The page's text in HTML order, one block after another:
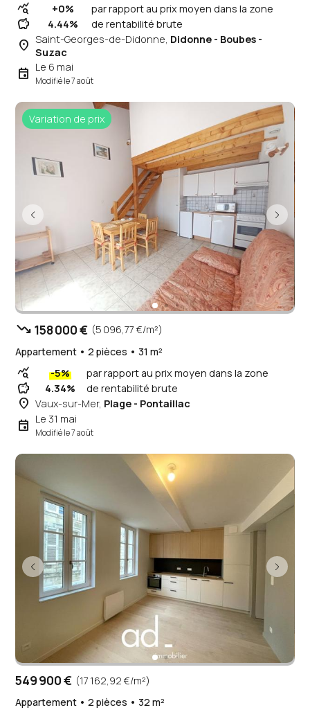
query_stats +0% par rapport au prix moyen dans la zone
savings 4.44% de rentabilité brute
place Saint-Georges-de-Didonne, Didonne - Boubes -
Suzac
event Le 6 mai
Modifié le 7 août
Variation de prix
trending_down 158 000 € (5 096,77 €/m²)
Appartement • 2 pièces • 31 m²
query_stats -5% par rapport au prix moyen dans la zone
savings 4.34% de rentabilité brute
place Vaux-sur-Mer, Plage - Pontaillac
event Le 31 mai
Modifié le 7 août
549 900 € (17 162,92 €/m²)
Appartement • 2 pièces • 32 m²